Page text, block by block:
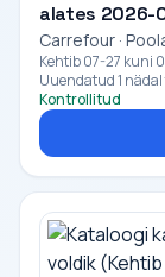
alates 2026-
Carrefour ·
Kehtib 07-27 kuni
Uuendatud 1
Kontrollitud